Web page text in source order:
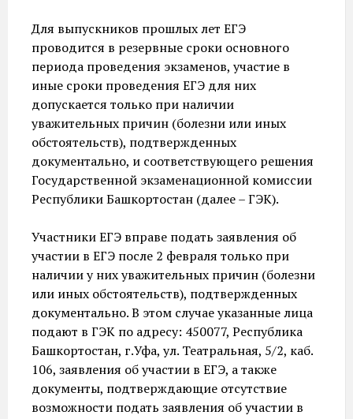
Для выпускников прошлых лет ЕГЭ
проводится в резервные сроки основного
периода проведения экзаменов, участие в
иные сроки проведения ЕГЭ для них
допускается только при наличии
уважительных причин (болезни или иных
обстоятельств), подтвержденных
документально, и соответствующего решения
Государственной экзаменационной комиссии
Республики Башкортостан (далее – ГЭК).
Участники ЕГЭ вправе подать заявления об
участии в ЕГЭ после 2 февраля только при
наличии у них уважительных причин (болезни
или иных обстоятельств), подтвержденных
документально. В этом случае указанные лица
подают в ГЭК по адресу: 450077, Республика
Башкортостан, г.Уфа, ул. Театральная, 5/2, каб.
106, заявления об участии в ЕГЭ, а также
документы, подтверждающие отсутствие
возможности подать заявления об участии в